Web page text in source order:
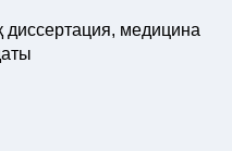
медицина